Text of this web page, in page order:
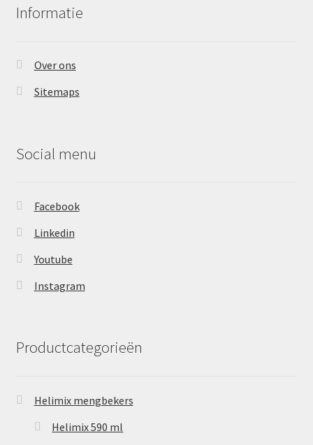
Informatie
Over ons
Sitemaps
Social menu
Facebook
Linkedin
Youtube
Instagram
Productcategorieën
Helimix mengbekers
Helimix 590 ml